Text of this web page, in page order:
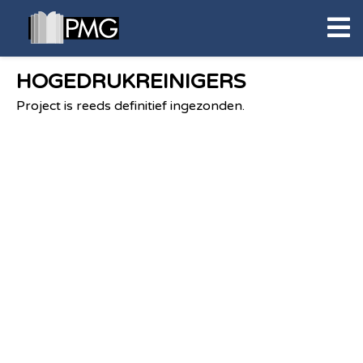
HOGEDRUKREINIGERS
Project is reeds definitief ingezonden.